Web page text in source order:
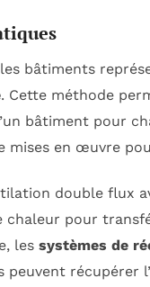
bâtiments
. Cette méthode
bâtiment pour
mises en œuvre
double flux
pour
les systèmes de
récupérer